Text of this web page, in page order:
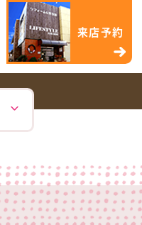
来店予約